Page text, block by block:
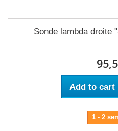
Sonde lambda droite
Add to cart
1 - 2